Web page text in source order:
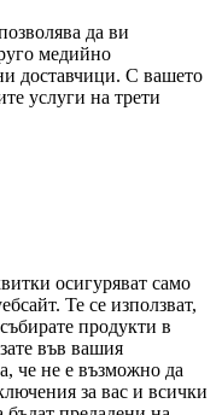
да ви
медийно
доставчици. С вашето
услуги на трети
осигуряват само
Те се използват,
продукти в
във вашия
че не е възможно да
за вас и всички